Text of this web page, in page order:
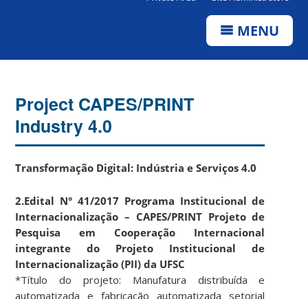
MENU
Project CAPES/PRINT
Industry 4.0
Transformação Digital: Indústria e Serviços 4.0
2.Edital N° 41/2017 Programa Institucional de
Internacionalização – CAPES/PRINT Projeto de
Pesquisa em Cooperação Internacional
integrante do Projeto Institucional de
Internacionalização (PII) da UFSC
*Título do projeto: Manufatura distribuída e
automatizada e fabricação automatizada setorial